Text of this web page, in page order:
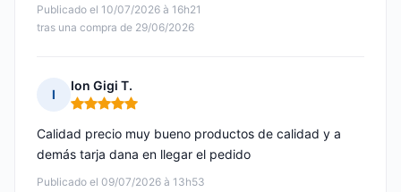
Publicado el 10/07/2026 à 16h21
tras una compra de 29/06/2026
I
Ion Gigi T.
Nota: 5 de 5
Publicado el 09/07/2026 à 13h53
Calidad precio muy bueno productos de calidad y a
demás tarja dana en llegar el pedido